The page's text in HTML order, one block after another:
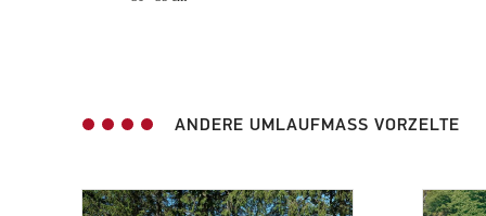
ANDERE UMLAUFMASS VORZELTE